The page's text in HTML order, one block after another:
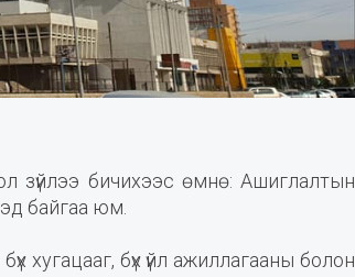
зүйлээ бичихээс өмнө: Ашиглалтын
байгаа юм.
хугацааг, бүх үйл ажиллагааны болон